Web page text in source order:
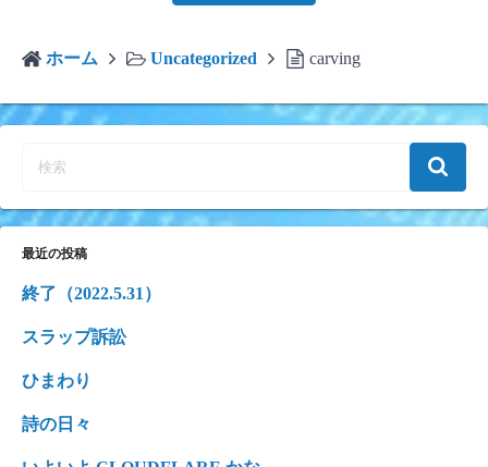
ホーム Uncategorized carving
最近の投稿
終了（2022.5.31）
スラップ訴訟
ひまわり
詩の日々